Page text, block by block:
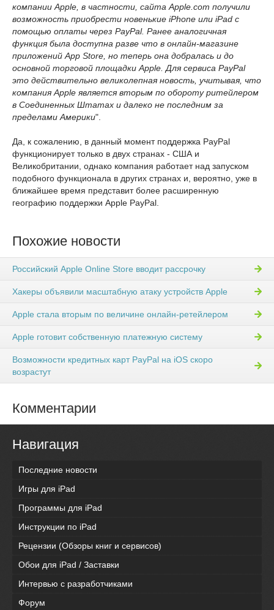
компании Apple, в частности, сайта Apple.com получили
возможность приобрести новенькие iPhone или iPad с
помощью оплаты через PayPal. Ранее аналогичная
функция была доступна разве что в онлайн-магазине
приложений App Store, но теперь она добралась и до
основной торговой площадки Apple. Для сервиса PayPal
это действительно великолепная новость, учитывая, что
компания Apple является вторым по обороту ритейлером
в Соединенных Штатах и далеко не последним за
пределами Америки".
Да, к сожалению, в данный момент поддержка PayPal
функционирует только в двух странах - США и
Великобритании, однако компания работает над запуском
подобного функционала в других странах и, вероятно, уже в
ближайшее время представит более расширенную
географию поддержки Apple PayPal.
Похожие новости
Российский Apple Online Store вводит рассрочку
Хакеры объявили масштабную атаку устройств Apple
Apple стала вторым по величине онлайн-ретейлером
Apple готовит собственную платежную систему
Возможности кредитных карт PayPal на iOS скоро
возрастут
Комментарии
Навигация
Последние новости
Игры для iPad
Программы для iPad
Инструкции по iPad
Рецензии (Обзоры книг и сервисов)
Обои для iPad / Заставки
Интервью с разработчиками
Форум